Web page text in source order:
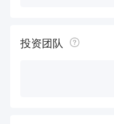
投资团队